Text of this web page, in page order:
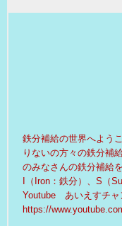
鉄分補給の世界へよう
りないの方々の鉄分補
のみなさんの鉄分補給
I（Iron：鉄分）、S（
Youtube あいえすチャ
https://